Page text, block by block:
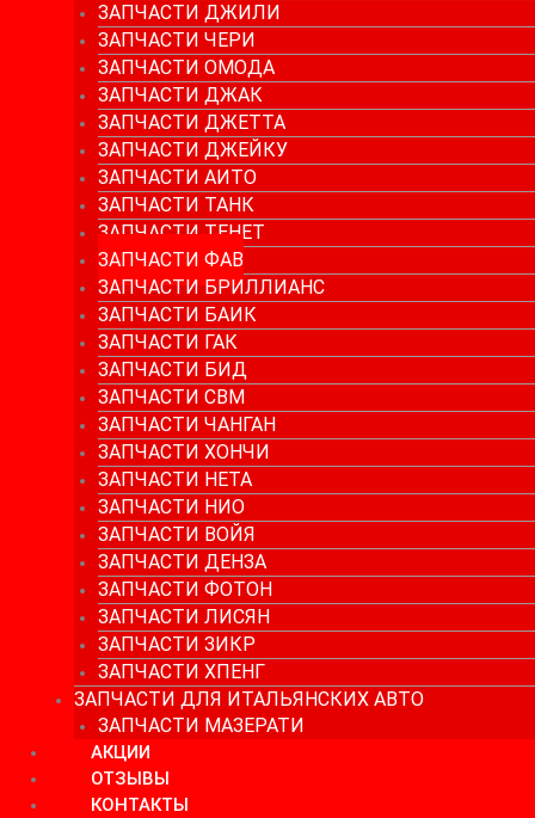
ЗАПЧАСТИ ДЖИЛИ
ЗАПЧАСТИ ЧЕРИ
ЗАПЧАСТИ ОМОДА
ЗАПЧАСТИ ДЖАК
ЗАПЧАСТИ ДЖЕТТА
ЗАПЧАСТИ ДЖЕЙКУ
ЗАПЧАСТИ АИТО
ЗАПЧАСТИ ТАНК
ЗАПЧАСТИ ТЕНЕТ
ЗАПЧАСТИ ФАВ
ЗАПЧАСТИ БРИЛЛИАНС
ЗАПЧАСТИ БАИК
ЗАПЧАСТИ ГАК
ЗАПЧАСТИ БИД
ЗАПЧАСТИ СВМ
ЗАПЧАСТИ ЧАНГАН
ЗАПЧАСТИ ХОНЧИ
ЗАПЧАСТИ НЕТА
ЗАПЧАСТИ НИО
ЗАПЧАСТИ ВОЙЯ
ЗАПЧАСТИ ДЕНЗА
ЗАПЧАСТИ ФОТОН
ЗАПЧАСТИ ЛИСЯН
ЗАПЧАСТИ ЗИКР
ЗАПЧАСТИ ХПЕНГ
ЗАПЧАСТИ ДЛЯ ИТАЛЬЯНСКИХ АВТО
ЗАПЧАСТИ МАЗЕРАТИ
АКЦИИ
ОТЗЫВЫ
КОНТАКТЫ